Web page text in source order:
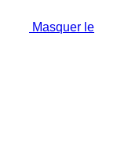
Masquer le